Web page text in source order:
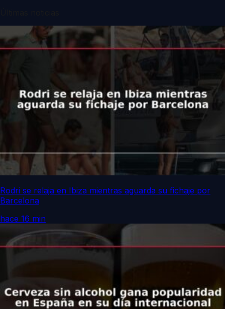
Rodri se relaja en Ibiza mientras aguarda su fichaje por
Barcelona
hace 16 min